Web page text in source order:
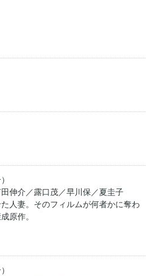
伸介／露口茂／早川保／夏圭子
人妻。そのフィルムが何者かに奪わ
原作。